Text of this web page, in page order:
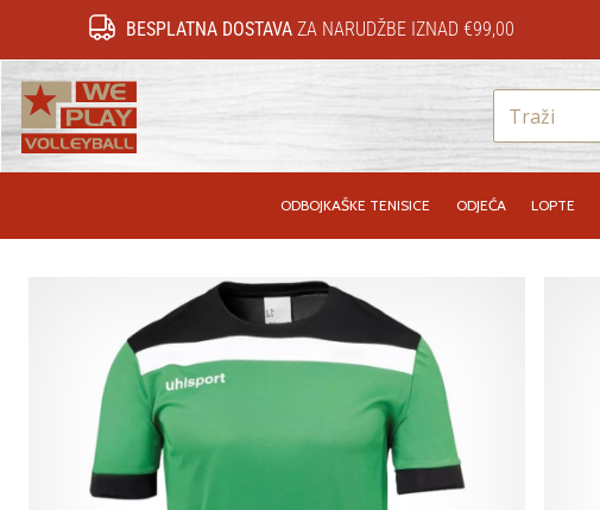
BESPLATNA DOSTAVAZA NARUDŽBE IZNAD €99,00
ODBOJKAŠKE TENISICE ODJEĆA LOPTE